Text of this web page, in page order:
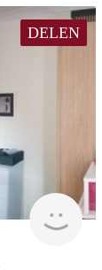
DELEN
rent